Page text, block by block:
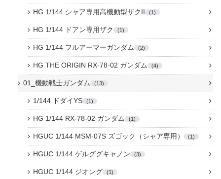
HG 1/144 シャア専用高機動型ザクII 1
HG 1/144 ドアン専用ザク 1
HG 1/144 フルアーマーガンダム 2
HG THE ORIGIN RX-78-02 ガンダム 4
01_機動戦士ガンダム 13
1/144 ドダイYS 1
HG 1/144 RX-78-02 ガンダム 1
HGUC 1/144 MSM-07S ズゴック（シャア専用） 1
HGUC 1/144 ゲルググキャノン 3
HGUC 1/144 ジオング 1